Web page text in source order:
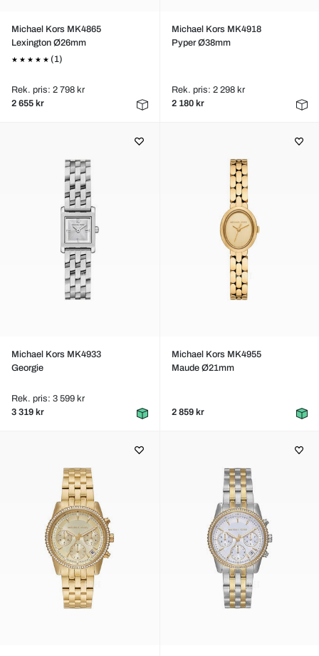
Michael Kors MK4865
Lexington Ø26mm
(1)
Rek. pris: 2 798 kr
2 655 kr
Michael Kors MK4918
Pyper Ø38mm
Rek. pris: 2 298 kr
2 180 kr
Michael Kors MK4933
Georgie
Rek. pris: 3 599 kr
3 319 kr
Michael Kors MK4955
Maude Ø21mm
2 859 kr